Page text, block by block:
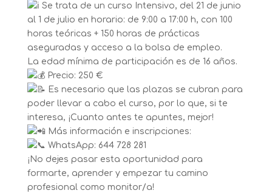
Se trata de un curso Intensivo, del 21 de junio
al 1 de julio en horario: de 9:00 a 17:00 h, con 100
horas teóricas + 150 horas de prácticas
aseguradas y acceso a la bolsa de empleo.
La edad mínima de participación es de 16 años.
Precio: 250 €
Es necesario que las plazas se cubran para
poder llevar a cabo el curso, por lo que, si te
interesa, ¡Cuanto antes te apuntes, mejor!
Más información e inscripciones:
WhatsApp: 644 728 281
¡No dejes pasar esta oportunidad para
formarte, aprender y empezar tu camino
profesional como monitor/a!